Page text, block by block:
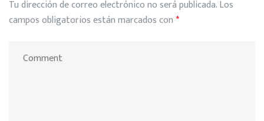
Tu dirección de correo electrónico no será publicada.Los
campos obligatorios están marcados con*